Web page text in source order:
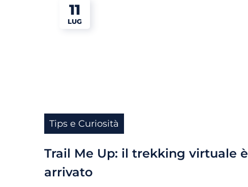
11
LUG
Tips e Curiosità
Trail Me Up: il trekking virtuale è
arrivato